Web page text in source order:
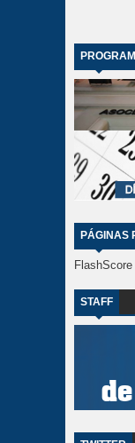
PÁGINAS
FlashScore
STAFF